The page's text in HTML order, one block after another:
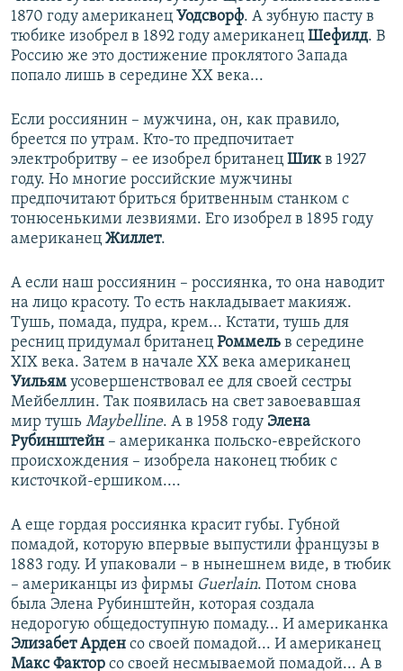
1870 году американец Уодсворф. А зубную пасту в
тюбике изобрел в 1892 году американец Шефилд. В
Россию же это достижение проклятого Запада
попало лишь в середине XX века...
Если россиянин – мужчина, он, как правило,
бреется по утрам. Кто-то предпочитает
электробритву – ее изобрел британец Шикв 1927
году. Но многие российские мужчины
предпочитают бриться бритвенным станком с
тонюсенькими лезвиями. Его изобрел в 1895 году
американец Жиллет.
А если наш россиянин – россиянка, то она наводит
на лицо красоту. То есть накладывает макияж.
Тушь, помада, пудра, крем... Кстати, тушь для
ресниц придумал британец Роммель в середине
XIX века. Затем в начале XX века американец
Уильям усовершенствовал ее для своей сестры
Мейбеллин. Так появилась на свет завоевавшая
мир тушь Maybelline. А в 1958 году Элена
Рубинштейн – американка польско-еврейского
происхождения – изобрела наконец тюбик с
кисточкой-ершиком....
А еще гордая россиянка красит губы. Губной
помадой, которую впервые выпустили французы в
1883 году. И упаковали – в нынешнем виде, в тюбик
– американцы из фирмы Guerlain. Потом снова
была Элена Рубинштейн, которая создала
недорогую общедоступную помаду... И американка
Элизабет Арден со своей помадой... И американец
Макс Фактор со своей несмываемой помадой... А в